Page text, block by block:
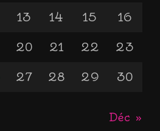
13 14 15 16
20 21 22 23
27 28 29 30
Déc »